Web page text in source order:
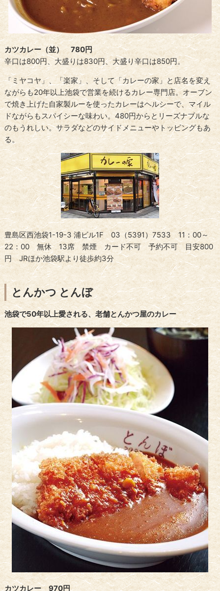
カツカレー（並） 780円
辛口は800円、大盛りは830円、大盛り辛口は850円。
「ミヤコヤ」、「楽家」、そして「カレーの家」と店名を変え
ながらも20年以上池袋で営業を続けるカレー専門店。オーブン
で焼き上げた自家製ルーを使ったカレーはヘルシーで、マイル
ドながらもスパイシーな味わい。480円からとリーズナブルな
のもうれしい。サラダなどのサイドメニューやトッピングもあ
る。
豊島区西池袋1-19-3 浦ビル1F 03（5391）7533 11：00～
22：00 無休 13席 禁煙 カード不可 予約不可 目安800
円 JRほか池袋駅より徒歩約3分
とんかつ とんぼ
池袋で50年以上愛される、老舗とんかつ屋のカレー
カツカレー 970円